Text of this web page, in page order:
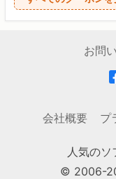
お問
会社概要 プ
人気の
© 2006-